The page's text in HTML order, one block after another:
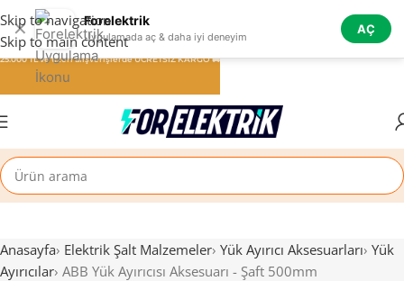
✕ Forelektrik
Uygulamada aç & daha iyi deneyim
AÇ
Skip to navigation
Skip to main content
Anasayfa› Elektrik Şalt Malzemeler› Yük Ayırıcı Aksesuarları› Yük
Ayırıcılar› ABB Yük Ayırıcısı Aksesuarı - Şaft 500mm
25.000 TL ve üzeri alışverişlerde ÜCRETSİZ KARGO 🚚